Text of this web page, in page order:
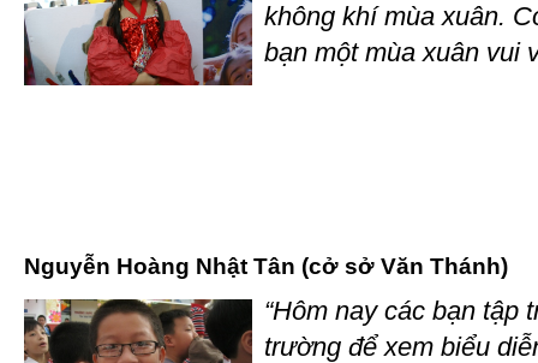
không khí mùa xuân.
bạn một mùa xuân vui
Nguyễn Hoàng Nhật Tân (cở sở Văn Thánh)
“Hôm nay các bạn tập
trường để xem biểu